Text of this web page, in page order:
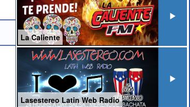
La Caliente
Lasestereo Latin Web Radio